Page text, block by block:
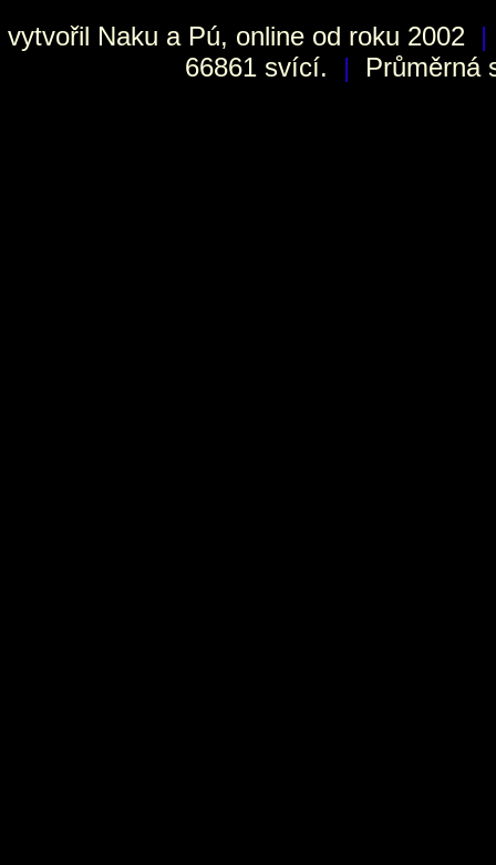
vytvořil Naku a Pú, online od roku 2002 |
66861 svící.
| Průměrná